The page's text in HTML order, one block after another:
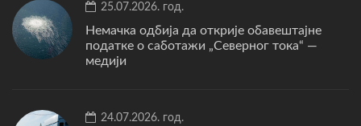
25.07.2026. год.
Немачка одбија да открије обавештајне
податке о саботажи „Северног тока“ —
медији
24.07.2026. год.